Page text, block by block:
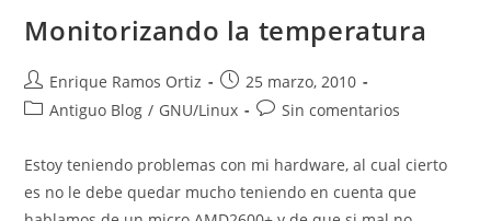
Monitorizando la temperatura
Autor
de
Enrique Ramos Ortiz
Publicación
de
25 marzo, 2010
Categoría
la
entrada:
Antiguo Blog / GNU/Linux
Comentarios
la
entrada:
Sin comentarios
Estoy teniendo problemas con mi hardware, al cual cierto
es no le debe quedar mucho teniendo en cuenta que